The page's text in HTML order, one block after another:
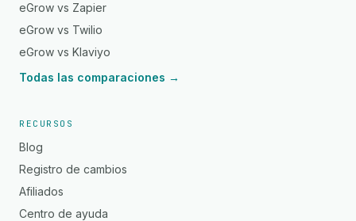
eGrow vs Zapier
eGrow vs Twilio
eGrow vs Klaviyo
Todas las comparaciones →
RECURSOS
Blog
Registro de cambios
Afiliados
Centro de ayuda